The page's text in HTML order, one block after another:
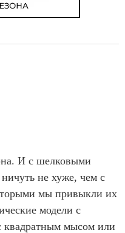
И с шелковыми
не хуже, чем с
мы привыкли их
модели с
квадратным мысом или